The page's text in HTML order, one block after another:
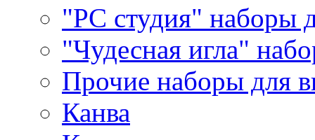
"РС студия" наборы
"Чудесная игла"
Прочие наборы для
Канва